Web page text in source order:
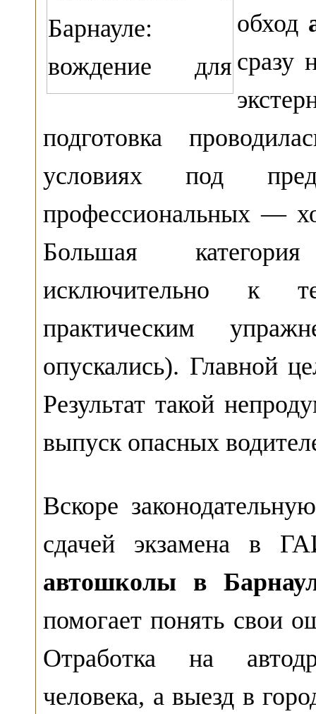
обход
сразу
подготовка
условиях под
профессиональных —
Большая
исключительно к
практическим
опускались). Главной
Результат такой
выпуск опасных
Вскоре
сдачей экзамена в
автошколы в
помогает понять свои
Отработка на
человека, а выезд в